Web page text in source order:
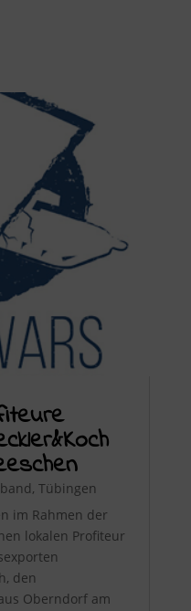
, Tübingen
im Rahmen der
lokalen Profiteur
den
Oberndorf am